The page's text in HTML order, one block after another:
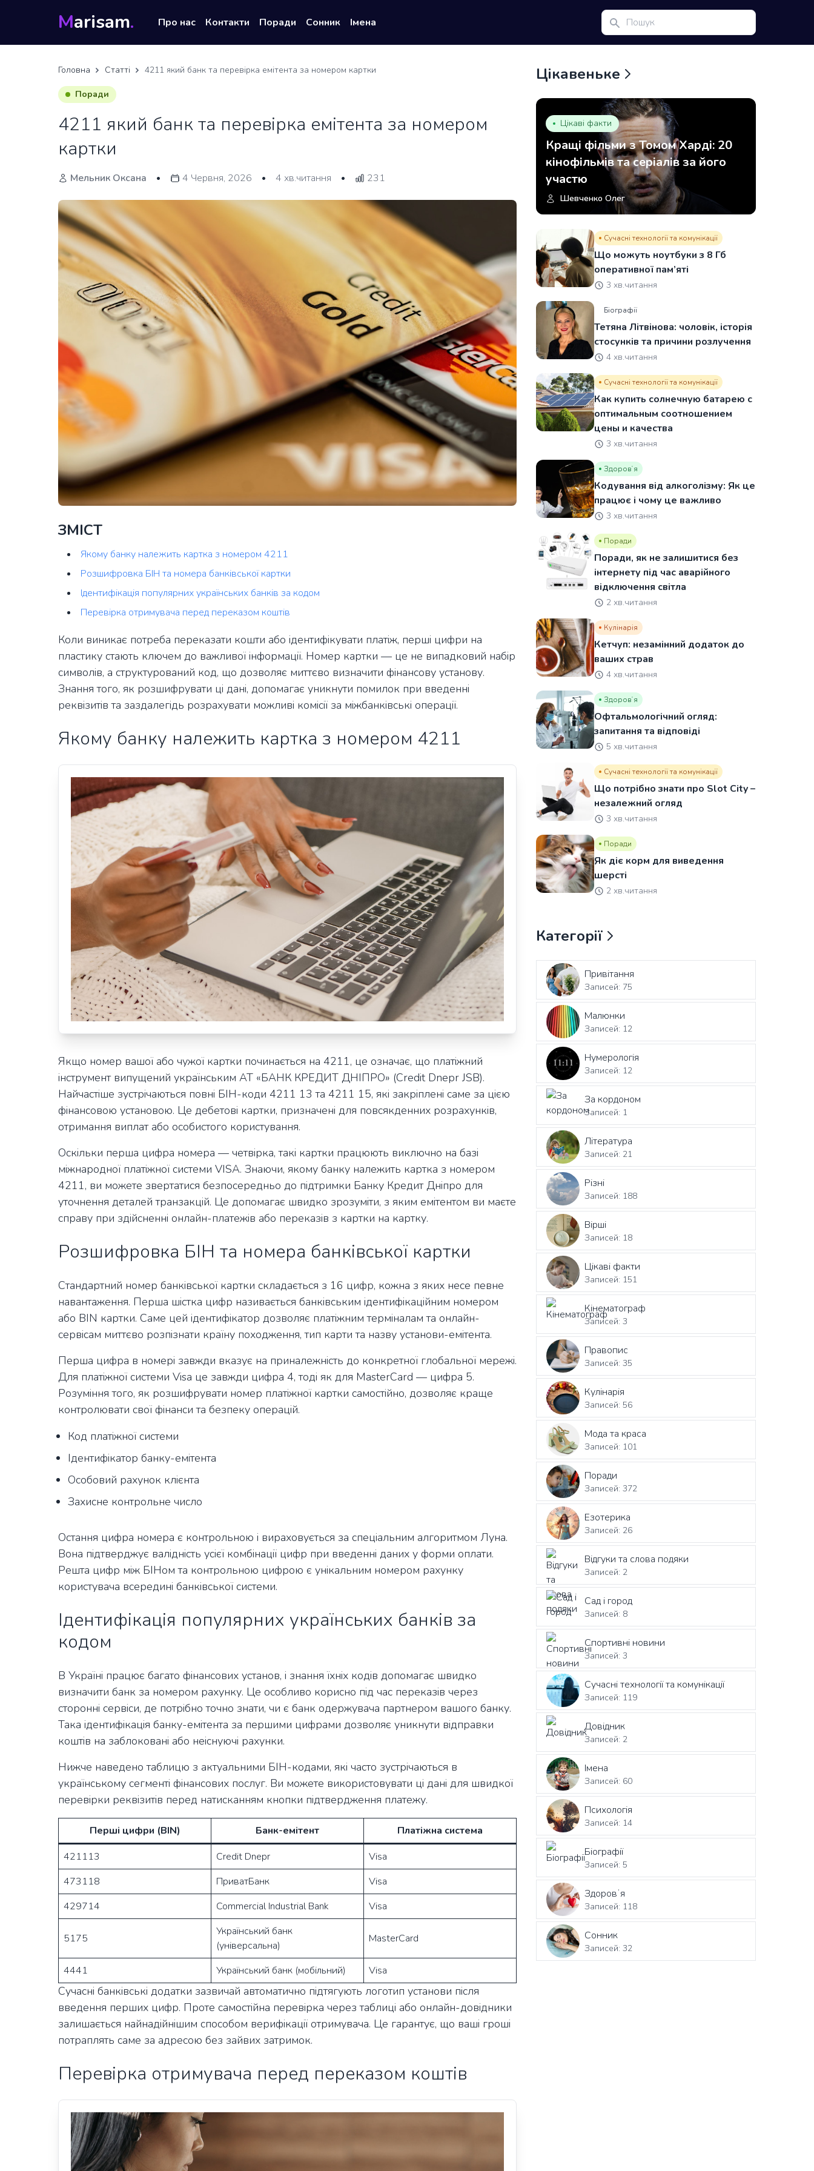
Marisam. Про нас Контакти Поради Сонник Імена
Головна Статті 4211 який банк та перевірка емітента за номером картки
Поради
4211 який банк та перевірка емітента за номером
картки
Мельник Оксана • 4 Червня, 2026 • 4 хв.читання • 231
ЗМІСТ
Якому банку належить картка з номером 4211
Розшифровка БІН та номера банківської картки
Ідентифікація популярних українських банків за кодом
Перевірка отримувача перед переказом коштів
Коли виникає потреба переказати кошти або ідентифікувати платіж, перші цифри на
пластику стають ключем до важливої інформації. Номер картки — це не випадковий набір
символів, а структурований код, що дозволяє миттєво визначити фінансову установу.
Знання того, як розшифрувати ці дані, допомагає уникнути помилок при введенні
реквізитів та заздалегідь розрахувати можливі комісії за міжбанківські операції.
Якому банку належить картка з номером 4211
Якщо номер вашої або чужої картки починається на 4211, це означає, що платіжний
інструмент випущений українським АТ «БАНК КРЕДИТ ДНІПРО» (Credit Dnepr JSB).
Найчастіше зустрічаються повні БІН-коди 4211 13 та 4211 15, які закріплені саме за цією
фінансовою установою. Це дебетові картки, призначені для повсякденних розрахунків,
отримання виплат або особистого користування.
Оскільки перша цифра номера — четвірка, такі картки працюють виключно на базі
міжнародної платіжної системи VISA. Знаючи, якому банку належить картка з номером
4211, ви можете звертатися безпосередньо до підтримки Банку Кредит Дніпро для
уточнення деталей транзакцій. Це допомагає швидко зрозуміти, з яким емітентом ви маєте
справу при здійсненні онлайн-платежів або переказів з картки на картку.
Розшифровка БІН та номера банківської картки
Стандартний номер банківської картки складається з 16 цифр, кожна з яких несе певне
навантаження. Перша шістка цифр називається банківським ідентифікаційним номером
або BIN картки. Саме цей ідентифікатор дозволяє платіжним терміналам та онлайн-
сервісам миттєво розпізнати країну походження, тип карти та назву установи-емітента.
Перша цифра в номері завжди вказує на приналежність до конкретної глобальної мережі.
Для платіжної системи Visa це завжди цифра 4, тоді як для MasterCard — цифра 5.
Розуміння того, як розшифрувати номер платіжної картки самостійно, дозволяє краще
контролювати свої фінанси та безпеку операцій.
Код платіжної системи
Ідентифікатор банку-емітента
Особовий рахунок клієнта
Захисне контрольне число
Остання цифра номера є контрольною і вираховується за спеціальним алгоритмом Луна.
Вона підтверджує валідність усієї комбінації цифр при введенні даних у форми оплати.
Решта цифр між БІНом та контрольною цифрою є унікальним номером рахунку
користувача всередині банківської системи.
Ідентифікація популярних українських банків за
кодом
В Україні працює багато фінансових установ, і знання їхніх кодів допомагає швидко
визначити банк за номером рахунку. Це особливо корисно під час переказів через
сторонні сервіси, де потрібно точно знати, чи є банк одержувача партнером вашого банку.
Така ідентифікація банку-емітента за першими цифрами дозволяє уникнути відправки
коштів на заблоковані або неіснуючі рахунки.
Нижче наведено таблицю з актуальними БІН-кодами, які часто зустрічаються в
українському сегменті фінансових послуг. Ви можете використовувати ці дані для швидкої
перевірки реквізитів перед натисканням кнопки підтвердження платежу.
Перші цифри (BIN) Банк-емітент
Платіжна система
421113
Credit Dnepr
Visa
473118
ПриватБанк
Visa
429714
Commercial Industrial Bank Visa
5175
Український банк
(універсальна)
MasterCard
4441 Український банк (мобільний) Visa
Сучасні банківські додатки зазвичай автоматично підтягують логотип установи після
введення перших цифр. Проте самостійна перевірка через таблиці або онлайн-довідники
залишається найнадійнішим способом верифікації отримувача. Це гарантує, що ваші гроші
потраплять саме за адресою без зайвих затримок.
Перевірка отримувача перед переказом коштів
Цікавеньке
Цікаві факти
Кращі фільми з Томом Харді: 20
кінофільмів та серіалів за його
участю
Шевченко Олег
Сучасні технології та комунікації
Що можуть ноутбуки з 8 Гб
оперативної пам’яті
3 хв.читання
Біографії
Тетяна Літвінова: чоловік, історія
стосунків та причини розлучення
4 хв.читання
Сучасні технології та комунікації
Как купить солнечную батарею с
оптимальным соотношением
цены и качества
3 хв.читання
Здоровʼя
Кодування від алкоголізму: Як це
працює і чому це важливо
3 хв.читання
Поради
Поради, як не залишитися без
інтернету під час аварійного
відключення світла
2 хв.читання
Кулінарія
Кетчуп: незамінний додаток до
ваших страв
4 хв.читання
Здоровʼя
Офтальмологічний огляд:
запитання та відповіді
5 хв.читання
Сучасні технології та комунікації
Що потрібно знати про Slot City –
незалежний огляд
3 хв.читання
Поради
Як діє корм для виведення
шерсті
2 хв.читання
Категорії
Привітання
Записей: 75
Малюнки
Записей: 12
Нумерологія
Записей: 12
За кордоном
Записей: 1
Література
Записей: 21
Різні
Записей: 188
Вірші
Записей: 18
Цікаві факти
Записей: 151
Кінематограф
Записей: 3
Правопис
Записей: 35
Кулінарія
Записей: 56
Мода та краса
Записей: 101
Поради
Записей: 372
Езотерика
Записей: 26
Відгуки та слова подяки
Записей: 2
Сад і город
Записей: 8
Спортивні новини
Записей: 3
Сучасні технології та комунікації
Записей: 119
Довідник
Записей: 2
Імена
Записей: 60
Психологія
Записей: 14
Біографії
Записей: 5
Здоровʼя
Записей: 118
Сонник
Записей: 32